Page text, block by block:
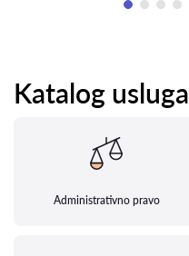
Katalog usluga
Administrativno pravo